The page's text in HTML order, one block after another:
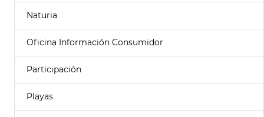
Naturia
Oficina Información Consumidor
Participación
Playas